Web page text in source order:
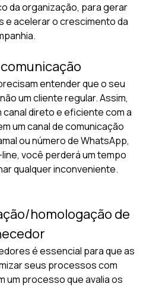
da organização, para gerar
e acelerar o crescimento da
entender que o seu
um cliente regular. Assim,
direto e eficiente com a
um canal de comunicação
ou número de WhatsApp,
você perderá um tempo
qualquer inconveniente.
homologação de
é essencial para que as
seus processos com
um processo que avalia os